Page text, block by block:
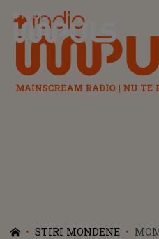
Radio Impuls
STIRI MONDENE